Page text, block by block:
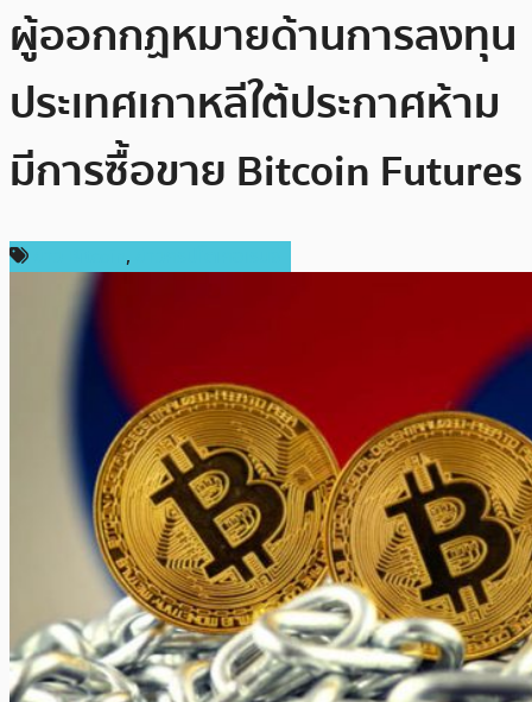
ผู้ออกกฏหมายด้านการลงทุน
ประเทศเกาหลีใต้ประกาศห้าม
มีการซื้อขาย Bitcoin Futures
,